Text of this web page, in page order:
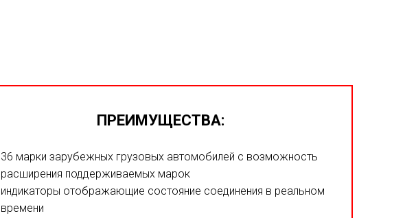
ПРЕИМУЩЕСТВА:
36 марки зарубежных грузовых автомобилей с возможность
расширения поддерживаемых марок
индикаторы отображающие состояние соединения в реальном
времени